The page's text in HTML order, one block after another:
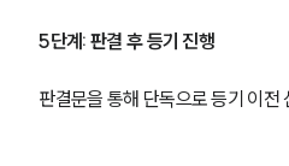
5단계: 판결 후 등기 진행
판결문을 통해 단독으로 등기 이전